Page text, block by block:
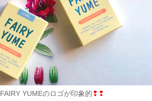
FAIRY YUMEのロゴが印象的❢❢